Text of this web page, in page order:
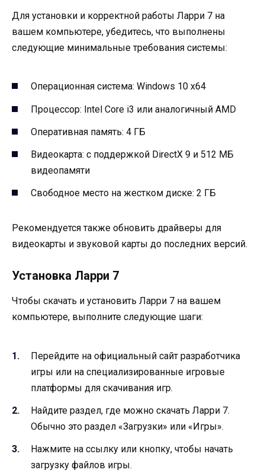
Для установки и корректной работы Ларри 7 на
вашем компьютере, убедитесь, что выполнены
следующие минимальные требования системы:
Операционная система: Windows 10 x64
Процессор: Intel Core i3 или аналогичный AMD
Оперативная память: 4 ГБ
Видеокарта: с поддержкой DirectX 9 и 512 МБ
видеопамяти
Свободное место на жестком диске: 2 ГБ
Рекомендуется также обновить драйверы для
видеокарты и звуковой карты до последних версий.
Установка Ларри 7
Чтобы скачать и установить Ларри 7 на вашем
компьютере, выполните следующие шаги:
Перейдите на официальный сайт разработчика
игры или на специализированные игровые
платформы для скачивания игр.
Найдите раздел, где можно скачать Ларри 7.
Обычно это раздел «Загрузки» или «Игры».
Нажмите на ссылку или кнопку, чтобы начать
загрузку файлов игры.